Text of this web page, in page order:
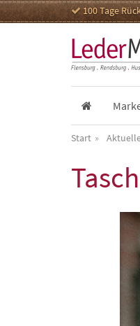
100 Tage
Start